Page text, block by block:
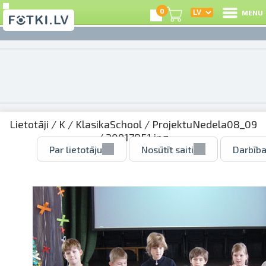
0 MENU
Lietotāji / K / KlasikaSchool/ ProjektuNedela08_09
/ 30917851.jpg
Par lietotāju Nosūtīt saiti